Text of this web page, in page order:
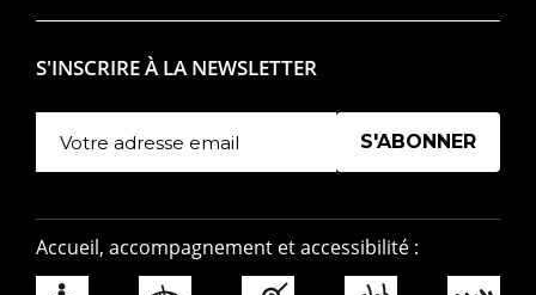
S'INSCRIRE À LA NEWSLETTER
Accueil, accompagnement et accessibilité :